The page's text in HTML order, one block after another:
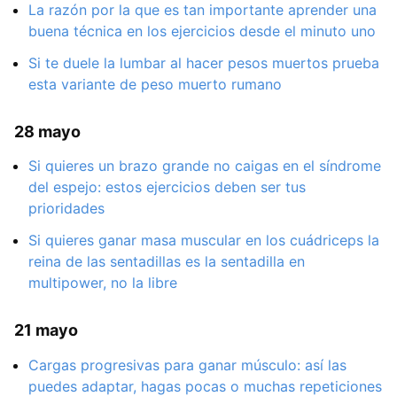
La razón por la que es tan importante aprender una
buena técnica en los ejercicios desde el minuto uno
Si te duele la lumbar al hacer pesos muertos prueba
esta variante de peso muerto rumano
28 mayo
Si quieres un brazo grande no caigas en el síndrome
del espejo: estos ejercicios deben ser tus
prioridades
Si quieres ganar masa muscular en los cuádriceps la
reina de las sentadillas es la sentadilla en
multipower, no la libre
21 mayo
Cargas progresivas para ganar músculo: así las
puedes adaptar, hagas pocas o muchas repeticiones